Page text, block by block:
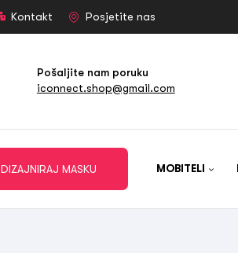
Kontakt Posjetite nas
Pošaljite nam poruku
iconnect.shop@gmail.com
DIZAJNIRAJ MASKU MOBITELI